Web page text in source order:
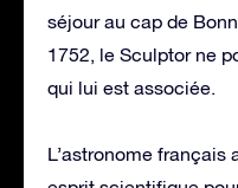
séjour au cap de
1752, le Sculptor ne
qui lui est associée.
L’astronome français